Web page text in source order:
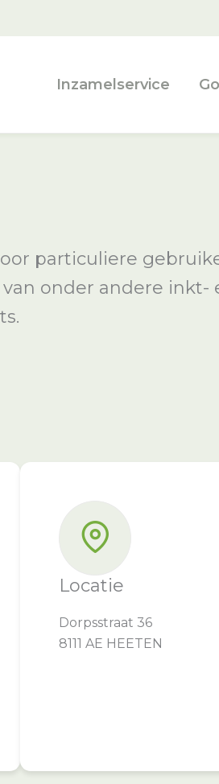
Inzamelservice
particuliere
onder andere inkt-
Locatie
Dorpsstraat 36
8111 AE HEETEN